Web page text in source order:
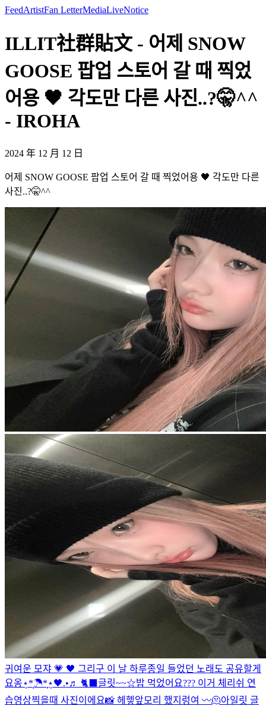
FeedArtistFan LetterMediaLiveNotice
ILLIT社群貼文 - 어제 SNOW
GOOSE 팝업 스토어 갈 때 찍었
어용 🖤 각도만 다른 사진..?🤫^^
- IROHA
2024 年 12 月 12 日
어제 SNOW GOOSE 팝업 스토어 갈 때 찍었어용 🖤 각도만 다른
사진..?🤫^^
귀여운 모쟈 💗 🖤 그리구 이 날 하루종일 들었던 노래도 공유할게
요옹⋆̩*̣̩☂︎*̣̩⋆̩🖤.•♬ 🐈‍⬛ 글릿~~☆밥 먹었어요??? 이거 체리쉬 연
습영상찍을때 사진이에요📸 헤헿앞모리 했지렁여 〰️🫠아일릿 글